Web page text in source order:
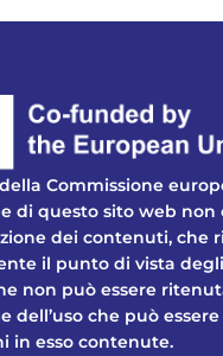
Commissione
di questo sito web non
dei contenuti, che
il punto di vista
non può essere
dell’uso che può
in esso contenute.